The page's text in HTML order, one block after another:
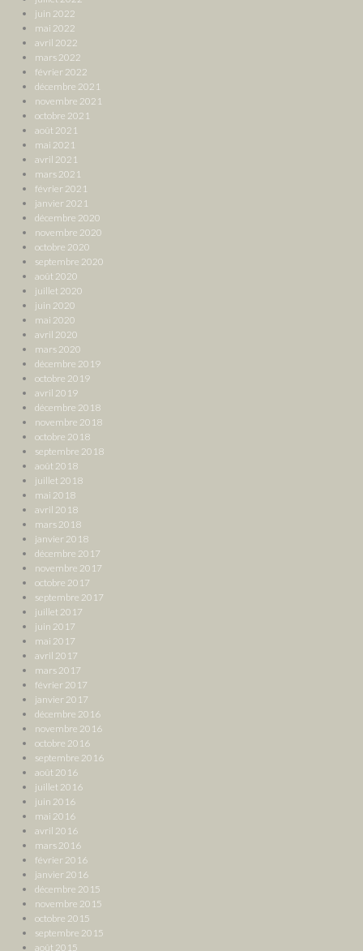
juin 2022
mai 2022
avril 2022
mars 2022
février 2022
décembre 2021
novembre 2021
octobre 2021
août 2021
mai 2021
avril 2021
mars 2021
février 2021
janvier 2021
décembre 2020
novembre 2020
octobre 2020
septembre 2020
août 2020
juillet 2020
juin 2020
mai 2020
avril 2020
mars 2020
décembre 2019
octobre 2019
avril 2019
décembre 2018
novembre 2018
octobre 2018
septembre 2018
août 2018
juillet 2018
mai 2018
avril 2018
mars 2018
janvier 2018
décembre 2017
novembre 2017
octobre 2017
septembre 2017
juillet 2017
juin 2017
mai 2017
avril 2017
mars 2017
février 2017
janvier 2017
décembre 2016
novembre 2016
octobre 2016
septembre 2016
août 2016
juillet 2016
juin 2016
mai 2016
avril 2016
mars 2016
février 2016
janvier 2016
décembre 2015
novembre 2015
octobre 2015
septembre 2015
août 2015